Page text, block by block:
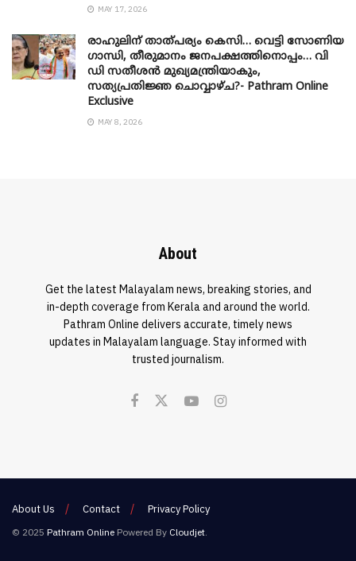
MAY 17, 2026
രാഹുലിന് താത്പര്യം കെസി… വെട്ടി സോണിയ
​ഗാന്ധി, തീരുമാനം ജനപക്ഷത്തിനൊപ്പം… വി
ഡി സതീശൻ മുഖ്യമന്ത്രിയാകും,
സത്യപ്രതിജ്ഞ ചൊവ്വാഴ്ച?- Pathram Online
Exclusive
MAY 8, 2026
About
Get the latest Malayalam news, breaking stories, and
in-depth coverage from Kerala and around the world.
Pathram Online delivers accurate, timely news
updates in Malayalam language. Stay informed with
trusted journalism.
About Us Contact Privacy Policy
© 2025 Pathram Online Powered By Cloudjet